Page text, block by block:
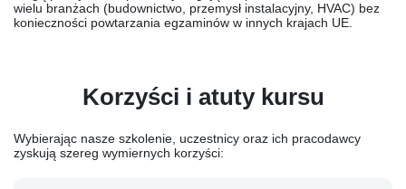
wielu branżach (budownictwo, przemysł instalacyjny, HVAC) bez
konieczności powtarzania egzaminów w innych krajach UE.
Korzyści i atuty kursu
Wybierając nasze szkolenie, uczestnicy oraz ich pracodawcy
zyskują szereg wymiernych korzyści: